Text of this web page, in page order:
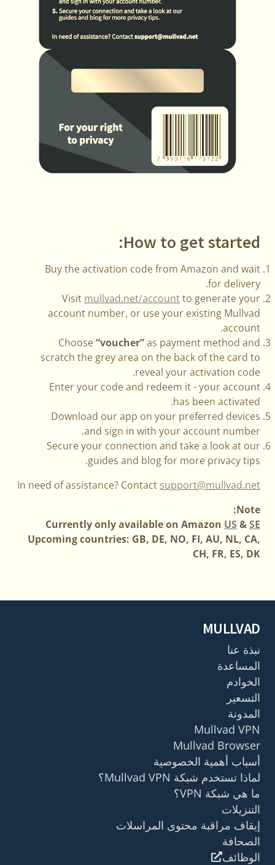
How to get started:
Buy the activation code from Amazon and wait
for delivery.
Visit mullvad.net/accountto generate your
account number, or use your existing Mullvad
account.
Choose“voucher”as payment method and
scratch the grey area on the back of the card to
reveal your activation code.
Enter your code and redeem it - your account
has been activated.
Download our app on your preferred devices
and sign in with your account number.
Secure your connection and take a look at our
guides and blog for more privacy tips.
In need of assistance? Contact support@mullvad.net
Note:
Currently only available on Amazon US &SE
Upcoming countries: GB, DE, NO, FI, AU, NL, CA,
CH, FR, ES, DK
MULLVAD
نبذة عنا
المساعدة
الخوادم
التسعير
المدونة
Mullvad VPN
Mullvad Browser
أسباب أهمية الخصوصية
لماذا تستخدم شبكة Mullvad VPN؟
ما هي شبكة VPN؟
التنزيلات
إيقاف مراقبة محتوى المراسلات
الصحافة
الوظائف